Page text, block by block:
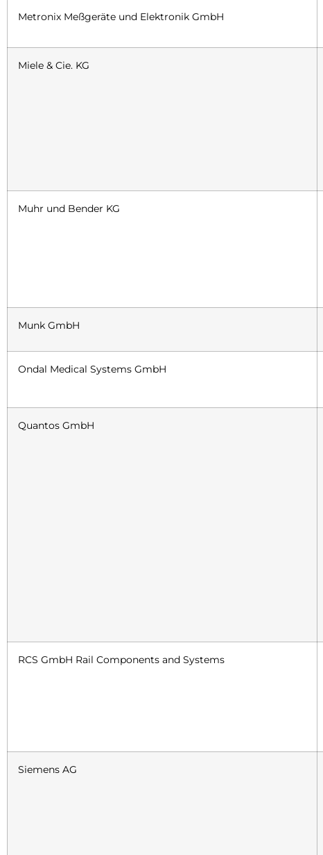
Metronix Meßgeräte und Elektronik GmbH
Miele & Cie. KG
Muhr und Bender KG
Munk GmbH
Ondal Medical Systems GmbH
Quantos GmbH
RCS GmbH Rail Components and Systems
Siemens AG